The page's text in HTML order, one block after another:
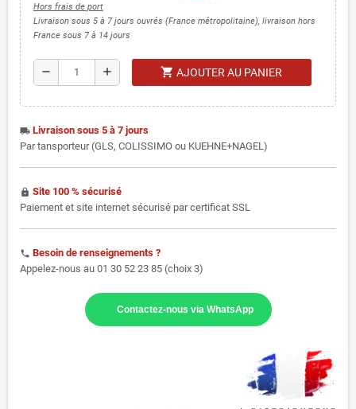
Hors frais de port
Livraison sous 5 à 7 jours ouvrés (France métropolitaine), livraison hors
France sous 7 à 14 jours
remove add shopping_cart AJOUTER AU PANIER
local_shipping Livraison sous 5 à 7 jours
Par tansporteur (GLS, COLISSIMO ou KUEHNE+NAGEL)
https Site 100 % sécurisé
Paiement et site internet sécurisé par certificat SSL
phone Besoin de renseignements ?
Appelez-nous au 01 30 52 23 85 (choix 3)
Contactez-nous via WhatsApp